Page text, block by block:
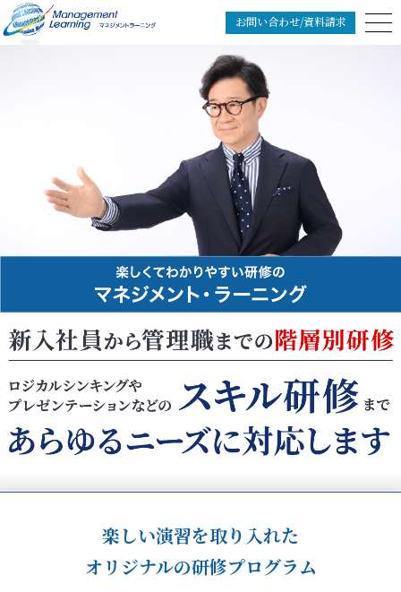
お問い合わせ/資料請求
楽しい演習を取り入れた
オリジナルの研修プログラム